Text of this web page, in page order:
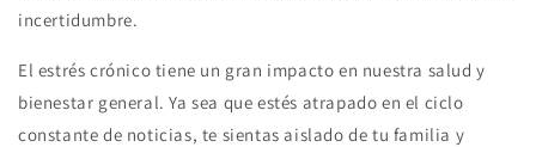
incertidumbre.
El estrés crónico tiene un gran impacto en nuestra salud y
bienestar general. Ya sea que estés atrapado en el ciclo
constante de noticias, te sientas aislado de tu familia y